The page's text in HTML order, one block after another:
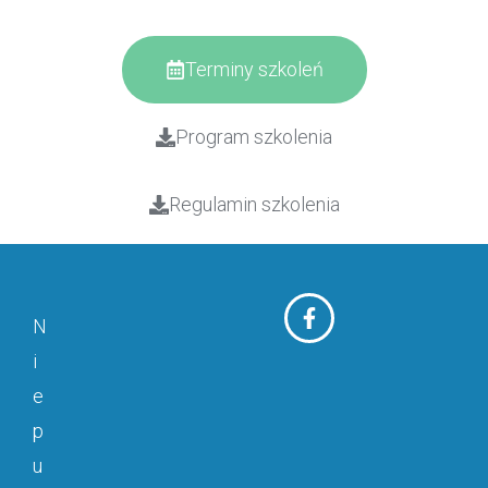
Terminy szkoleń
Program szkolenia
Regulamin szkolenia
N
i
e
p
u